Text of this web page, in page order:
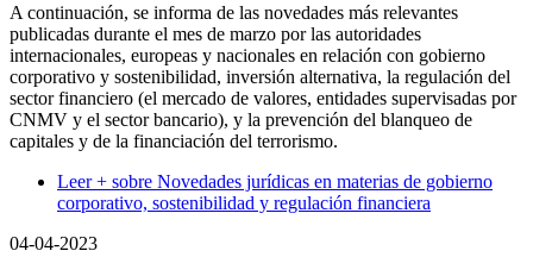
A continuación, se informa de las novedades más relevantes
publicadas durante el mes de marzo por las autoridades
internacionales, europeas y nacionales en relación con gobierno
corporativo y sostenibilidad, inversión alternativa, la regulación del
sector financiero (el mercado de valores, entidades supervisadas por
CNMV y el sector bancario), y la prevención del blanqueo de
capitales y de la financiación del terrorismo.
Leer + sobre Novedades jurídicas en materias de gobierno
corporativo, sostenibilidad y regulación financiera
04-04-2023